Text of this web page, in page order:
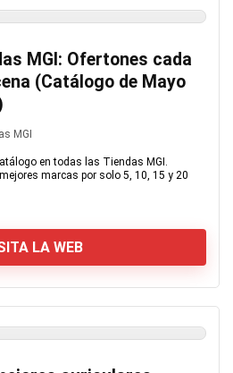
MGI: Ofertones cada
(Catálogo de Mayo
MGI
en todas las Tiendas MGI.
marcas por solo 5, 10, 15 y 20
LA WEB